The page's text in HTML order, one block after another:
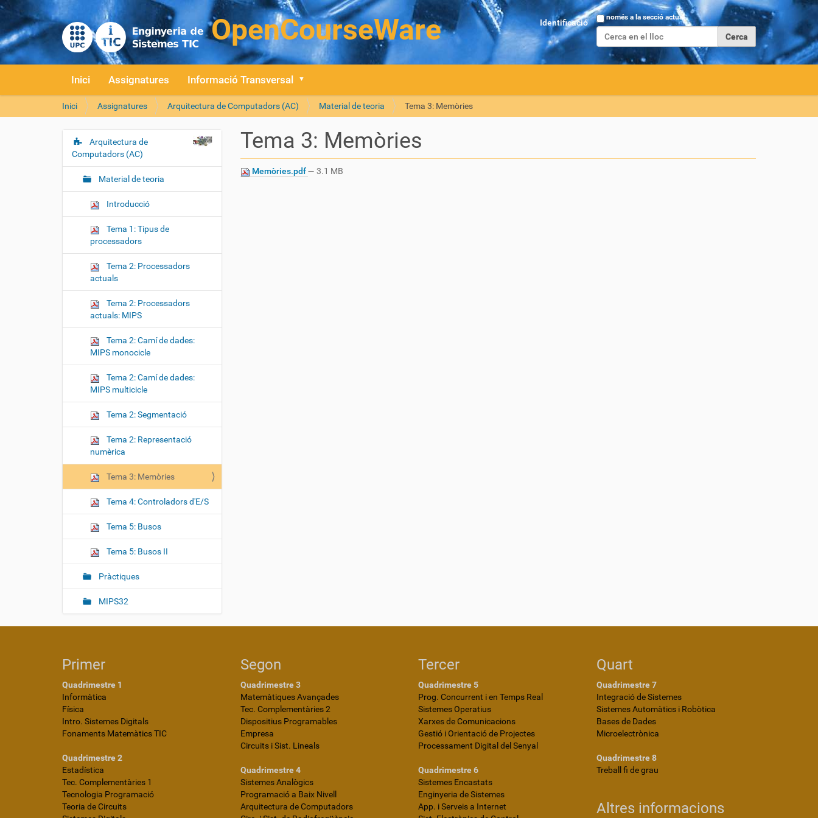
Cercanomés a la secció actual
Cerca avançada…
Identificació
Inici Assignatures Informació Transversal
S
o
u
Inici Assignatures Arquitectura de Computadors (AC) Material de teoria Tema 3: Memòries
Tema 3: Memòries
Memòries.pdf— 3.1 MB
N
a
e
a
i
Arquitectura de
Computadors (AC)
Material de teoria
Introducció
Tema 1: Tipus de
processadors
Tema 2: Processadors
actuals
Tema 2: Processadors
actuals: MIPS
Tema 2: Camí de dades:
MIPS monocicle
Tema 2: Camí de dades:
MIPS multicicle
Tema 2: Segmentació
Tema 2: Representació
numèrica
Tema 3: Memòries
Tema 4: Controladors d'E/S
Tema 5: Busos
Tema 5: Busos II
Pràctiques
MIPS32
Primer
Quadrimestre 1
Informàtica
Física
Intro. Sistemes Digitals
Fonaments Matemàtics TIC
Quadrimestre 2
Estadística
Tec. Complementàries 1
Tecnologia Programació
Teoria de Circuits
Segon
Quadrimestre 3
Matemàtiques Avançades
Tec. Complementàries 2
Dispositius Programables
Empresa
Circuits i Sist. Lineals
Quadrimestre 4
Sistemes Analògics
Programació a Baix Nivell
Arquitectura de Computadors
Tercer
Quadrimestre 5
Prog. Concurrent i en Temps Real
Sistemes Operatius
Xarxes de Comunicacions
Gestió i Orientació de Projectes
Processament Digital del Senyal
Quadrimestre 6
Sistemes Encastats
Enginyeria de Sistemes
App. i Serveis a Internet
Quart
Quadrimestre 7
Integració de Sistemes
Sistemes Automàtics i Robòtica
Bases de Dades
Microelectrònica
Quadrimestre 8
Treball fi de grau
Altres informacions